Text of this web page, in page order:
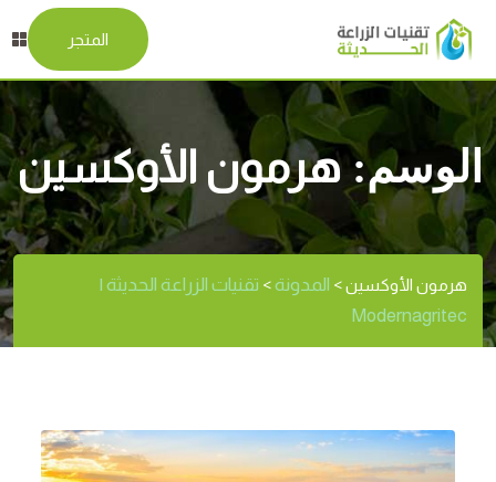
المتجر
الوسم:هرمون الأوكسين
هرمون الأوكسين> المدونة> تقنيات الزراعة الحديثة |
Modernagritec